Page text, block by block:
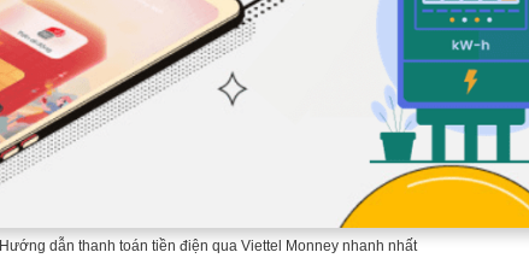
Hướng dẫn thanh toán tiền điện qua Viettel Monney nhanh nhất